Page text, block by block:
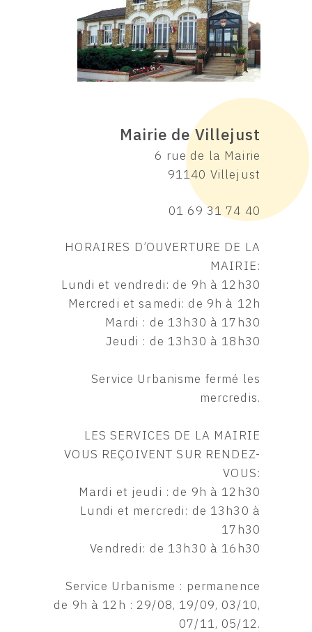
Mairie de Villejust
6 rue de la Mairie
91140 Villejust
01 69 31 74 40
HORAIRES D’OUVERTURE DE LA
MAIRIE:
Lundi et vendredi: de 9h à 12h30
Mercredi et samedi: de 9h à 12h
Mardi : de 13h30 à 17h30
Jeudi : de 13h30 à 18h30
Service Urbanisme fermé les
mercredis.
LES SERVICES DE LA MAIRIE
VOUS REÇOIVENT SUR RENDEZ-
VOUS:
Mardi et jeudi : de 9h à 12h30
Lundi et mercredi: de 13h30 à
17h30
Vendredi: de 13h30 à 16h30
Service Urbanisme : permanence
de 9h à 12h : 29/08, 19/09, 03/10,
07/11, 05/12.